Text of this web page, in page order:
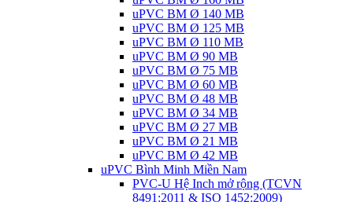
uPVC BM Ø 140 MB
uPVC BM Ø 125 MB
uPVC BM Ø 110 MB
uPVC BM Ø 90 MB
uPVC BM Ø 75 MB
uPVC BM Ø 60 MB
uPVC BM Ø 48 MB
uPVC BM Ø 34 MB
uPVC BM Ø 27 MB
uPVC BM Ø 21 MB
uPVC BM Ø 42 MB
uPVC Bình Minh Miền Nam
PVC-U Hệ Inch mở rộng (TCVN
8491:2011 & ISO 1452:2009)